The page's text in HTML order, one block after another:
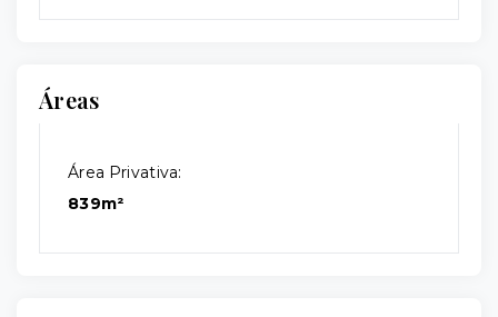
Áreas
Área Privativa:
839m²